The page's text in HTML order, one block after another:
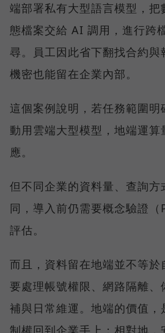
端部署私有大型語言模型，把
態檔案交給 AI 調用，進行跨
尋。員工因此省下翻找合約與
機密也能留在企業內部。
這個案例說明，若任務範圍
動用雲端大型模型，地端運算
應。
但不同企業的資料量、查詢方
同，導入前仍需要概念驗證（
評估。
而且，資料留在地端並不等於
要處理帳號權限、網路隔離、
補與日常維運。地端的價值，
制權回到企業手上；相對地，